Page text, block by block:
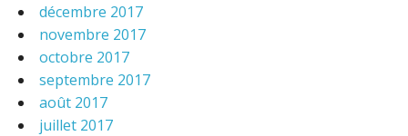
décembre 2017
novembre 2017
octobre 2017
septembre 2017
août 2017
juillet 2017